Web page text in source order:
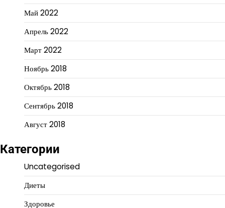
Май 2022
Апрель 2022
Март 2022
Ноябрь 2018
Октябрь 2018
Сентябрь 2018
Август 2018
Категории
Uncategorised
Диеты
Здоровье